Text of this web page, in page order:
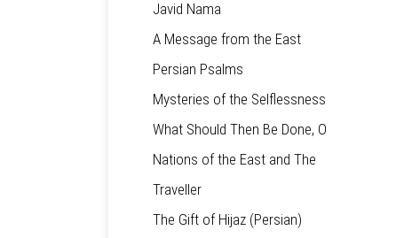
Javid Nama
A Message from the East
Persian Psalms
Mysteries of the Selflessness
What Should Then Be Done, O
Nations of the East and The
Traveller
The Gift of Hijaz (Persian)